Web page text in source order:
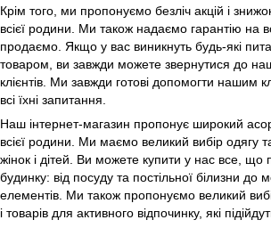
Крім того, ми пропонуємо безліч акцій і
всієї родини. Ми також надаємо гарантію на
продаємо. Якщо у вас виникнуть будь-які
товаром, ви завжди можете звернутися до
клієнтів. Ми завжди готові допомогти нашим
всі їхні запитання.
Наш інтернет-магазин пропонує широкий
всієї родини. Ми маємо великий вибір одягу та
жінок і дітей. Ви можете купити у нас все, що
будинку: від посуду та постільної білизни до
елементів. Ми також пропонуємо великий
і товарів для активного відпочинку, які